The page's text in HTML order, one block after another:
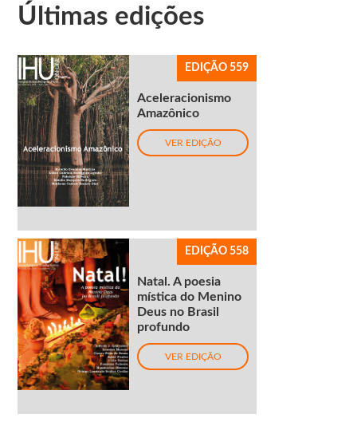
Últimas edições
EDIÇÃO 559
Aceleracionismo
Amazônico
VER EDIÇÃO
EDIÇÃO 558
Natal. A poesia
mística do Menino
Deus no Brasil
profundo
VER EDIÇÃO